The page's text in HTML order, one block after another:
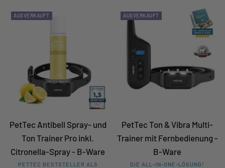
AUSVERKAUFT
PetTec Antibell Spray- und
Ton Trainer Pro inkl.
Citronella-Spray - B-Ware
PETTEC BESTSTELLER ALS
AUSVERKAUFT
PetTec Ton & Vibra Multi-
Trainer mit Fernbedienung -
B-Ware
DIE ALL-IN-ONE-LÖSUNG!